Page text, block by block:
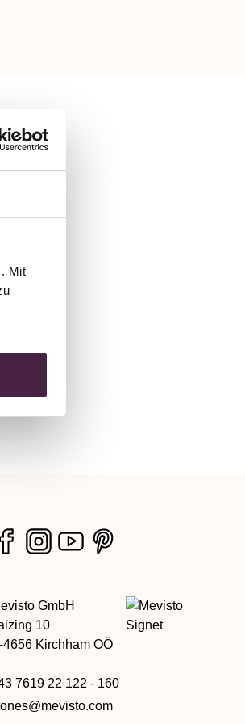
Mit
GmbH
10
4656 Kirchham OÖ
7619 22 122 - 160